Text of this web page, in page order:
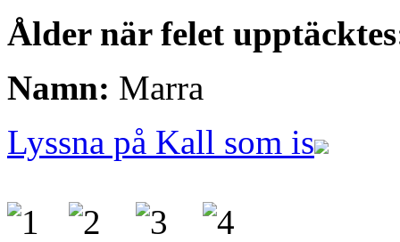
Ålder när felet
Namn: Marra
Lyssna på Kall som is